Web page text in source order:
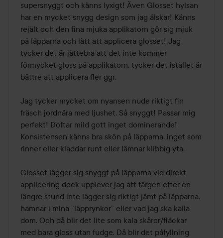
supersnyggt och känns lyxigt! Även Glosset hylsan
har en mycket snygg design som jag älskar! Känns
rejält och den fina mjuka applikatorn gör sig mjuk
på läpparna och lätt att applicera glosset! Jag
tycker det är jättebra att det inte kommer
förmycket gloss på applikatorn, tycker det istället är
bättre att applicera fler ggr.
Jag tycker mycket om nyansen nude riktigt fin
fräsch jordnära med ljushet. Så snyggt! Passar mig
perfekt! Doftar mild gott inget dominerande!
Konsistensen känns bra skön på läpparna, inget som
rinner eller kladdar runt eller lämnar klibbig yta.
Glosset lägger sig snyggt på läpparna vid direkt
applicering dock upplever jag att färgen efter en
längre stund inte lägger sig riktigt jämt på läpparna,
hamnar i mina ”läpprynkor” eller vad jag ska kalla
dom. Och då blir det lite som kala skåror/fläckar
med bara gloss utan fudge. Då blir det påfyllning